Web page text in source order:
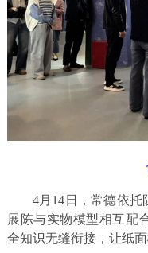
4月14日，常德依
展陈与实物模型相互配
全知识无缝衔接，让纸